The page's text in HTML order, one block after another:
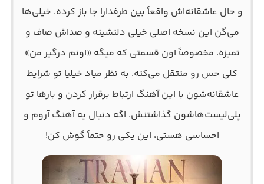
و حال عاشقانه‌اش واقعاً بین طرفدارا جا باز کرده. خیلی‌ها
می‌گن این نسخه اصلی خیلی دلنشینه و صداش صاف و
تمیزه. مخصوصاً اون قسمتی که میگه «اونم درگیر من»
کلی حس رو منتقل می‌کنه. به نظر میاد خیلیا تو شرایط
عاشقانه‌شون با این آهنگ ارتباط برقرار کردن و بارها تو
پلی‌لیست‌هاشون گذاشتنش. اگه دنبال یه آهنگ آروم و
احساسی هستی، این یکی رو حتماً گوش کن!